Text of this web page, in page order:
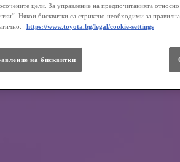
революционизира света през изминалия век. За
цели. За управление на предпочитанията
Някои бисквитки са стриктно необходими за
https://www.toyota.bg/legal/cookie-settings
на бисквитки